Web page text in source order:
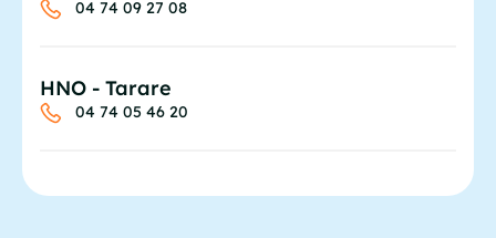
04 74 09 27 08
HNO - Tarare
04 74 05 46 20